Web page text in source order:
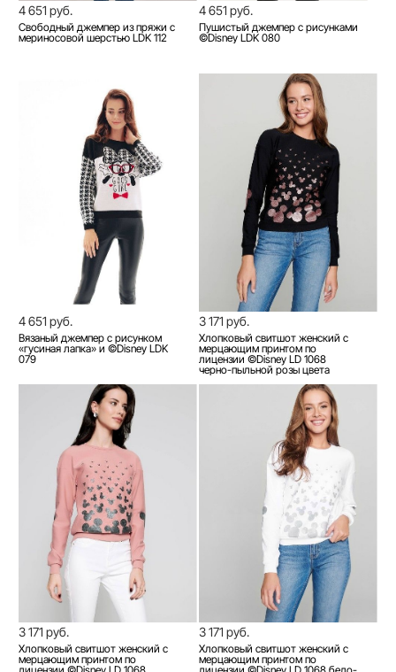
4 651 руб.
Свободный джемпер из пряжи с
мериносовой шерстью LDK 112
4 651 руб.
Пушистый джемпер с рисунками
©Disney LDK 080
4 651 руб.
Вязаный джемпер с рисунком
«гусиная лапка» и ©Disney LDK
079
3 171 руб.
Хлопковый свитшот женский с
мерцающим принтом по
лицензии ©Disney LD 1068
черно-пыльной розы цвета
3 171 руб.
Хлопковый свитшот женский с
мерцающим принтом по
3 171 руб.
Хлопковый свитшот женский с
мерцающим принтом по